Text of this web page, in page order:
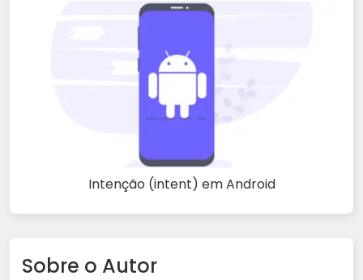
Intenção (intent) em Android
Sobre o Autor